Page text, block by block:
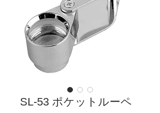
SL-53 ポケットルーペ